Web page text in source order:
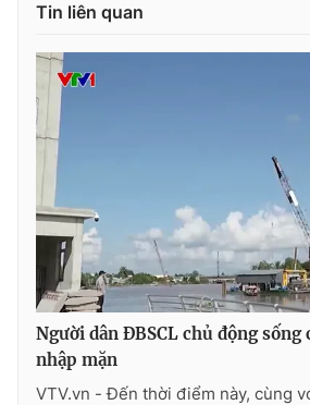
Tin liên quan
Người dân ĐBSCL chủ động sống
nhập mặn
VTV.vn - Đến thời điểm này, cùng